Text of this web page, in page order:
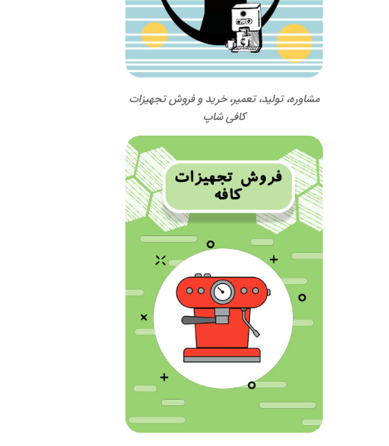
مشاوره، تولید، تعمیر، خرید و فروش تجهیزات
کافی شاپ